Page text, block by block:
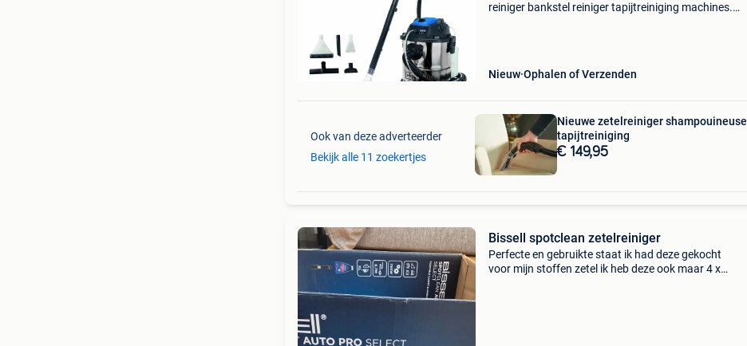
reiniger bankstel reiniger tapijtreiniging machines.
Nieuw Ophalen of Verzenden
Ook van deze adverteerder
Bekijk alle 11 zoekertjes
Nieuwe zetelreiniger shampouineuse
tapijtreiniging
€ 149,95
Bissell spotclean zetelreiniger
Perfecte en gebruikte staat ik had deze gekocht
voor mijn stoffen zetel ik heb deze ook maar 4 x